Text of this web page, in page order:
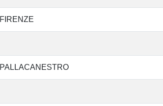
FIRENZE
PALLACANESTRO